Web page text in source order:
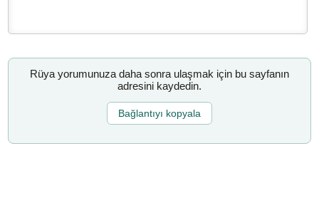
Rüya yorumunuza daha sonra ulaşmak için bu sayfanın
adresini kaydedin.
Bağlantıyı kopyala